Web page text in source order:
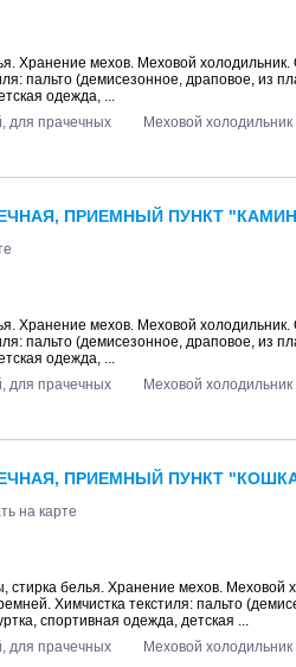
Хранение мехов. Меховой
пальто (демисезонное, драповое, из
одежда, ...
для прачечных
Меховой холодильник
ПРИЕМНЫЙ ПУНКТ
Хранение мехов. Меховой
пальто (демисезонное, драповое, из
одежда, ...
для прачечных
Меховой холодильник
ПРИЕМНЫЙ ПУНКТ
на карте
белья. Хранение мехов. Меховой
Химчистка текстиля: пальто
спортивная одежда, детская ...
для прачечных
Меховой холодильник